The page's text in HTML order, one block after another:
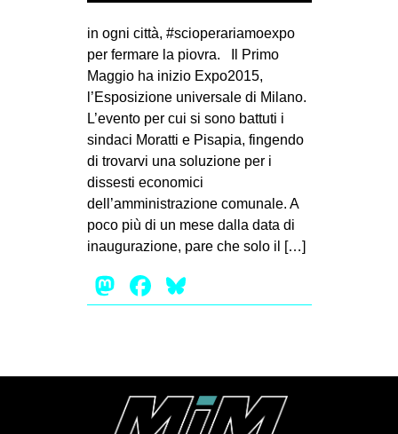
ANTIFASCISMO
DIRITTO ALL’ABITARE
GENERI
PRECARIATO
REPRESSIONE
STUDENTI
CULTURE
ARTE
MUSICA
RECENSIONI
in ogni città, #scioperariamoexpo
per fermare la piovra. Il Primo
Maggio ha inizio Expo2015,
l’Esposizione universale di Milano.
L’evento per cui si sono battuti i
sindaci Moratti e Pisapia, fingendo
di trovarvi una soluzione per i
dissesti economici
dell’amministrazione comunale. A
poco più di un mese dalla data di
inaugurazione, pare che solo il […]
Mastodon
Facebook